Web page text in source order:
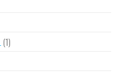
(1)